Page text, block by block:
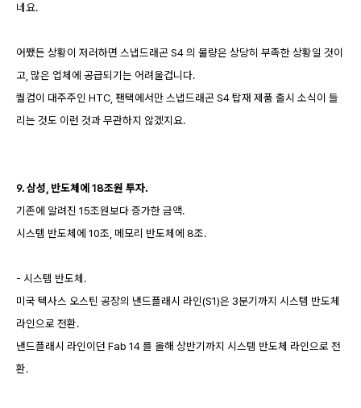
네요.
어쨌든 상황이 저러하면 스냅드래곤 S4 의 물량은 상당히 부족한 상황일 것이
고, 많은 업체에 공급되기는 어려울겁니다.
퀄컴이 대주주인 HTC, 팬택에서만 스냅드래곤 S4 탑재 제품 출시 소식이 들
리는 것도 이런 것과 무관하지 않겠지요.
9. 삼성, 반도체에 18조원 투자.
기존에 알려진 15조원보다 증가한 금액.
시스템 반도체에 10조, 메모리 반도체에 8조.
- 시스템 반도체.
미국 텍사스 오스틴 공장의 낸드플래시 라인(S1)은 3분기까지 시스템 반도체
라인으로 전환.
낸드플래시 라인이던 Fab 14 를 올해 상반기까지 시스템 반도체 라인으로 전
환.